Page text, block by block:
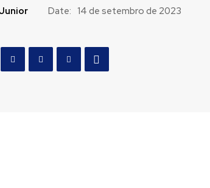
Date: 14 de setembro de 2023